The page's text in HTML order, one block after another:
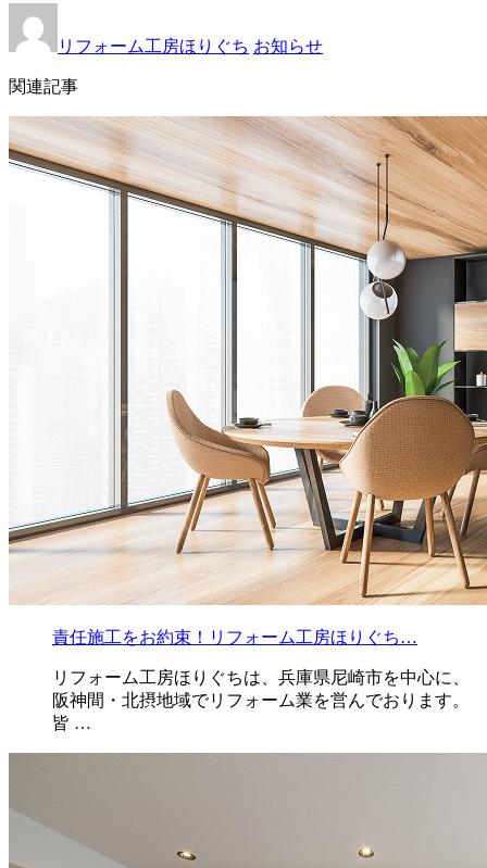
リフォーム工房ほりぐち お知らせ
関連記事
責任施工をお約束！リフォーム工房ほりぐち…
リフォーム工房ほりぐちは、兵庫県尼崎市を中心に、
阪神間・北摂地域でリフォーム業を営んでおります。
皆 …